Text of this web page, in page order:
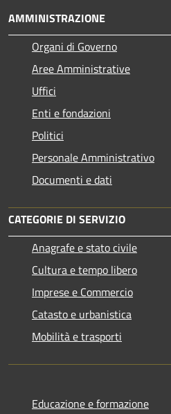
AMMINISTRAZIONE
Organi di Governo
Aree Amministrative
Uffici
Enti e fondazioni
Politici
Personale Amministrativo
Documenti e dati
CATEGORIE DI SERVIZIO
Anagrafe e stato civile
Cultura e tempo libero
Imprese e Commercio
Catasto e urbanistica
Mobilità e trasporti
Educazione e formazione